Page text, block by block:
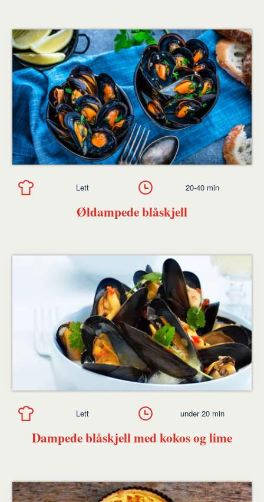
Øldampede blåskjell
Lett 20-40 min
Dampede blåskjell med kokos og lime
Lett under 20 min